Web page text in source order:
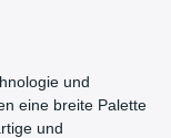
und
eine breite Palette
und